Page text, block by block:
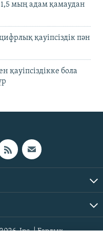
мың адам қамаудан
қауіпсіздік пән
бола